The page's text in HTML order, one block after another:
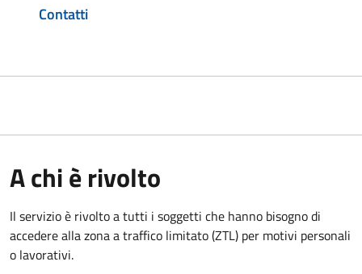
Contatti
A chi è rivolto
Il servizio è rivolto a tutti i soggetti che hanno bisogno di
accedere alla zona a traffico limitato (ZTL) per motivi personali
o lavorativi.